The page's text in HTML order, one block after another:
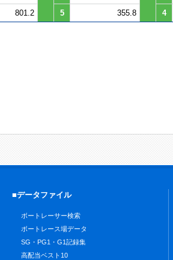
801.2 5 355.8 4
■データファイル
ボートレーサー検索
ボートレース場データ
SG・PG1・G1記録集
高配当ベスト10